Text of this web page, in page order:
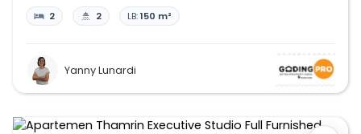
2 2 LB:150 m²
Yanny Lunardi